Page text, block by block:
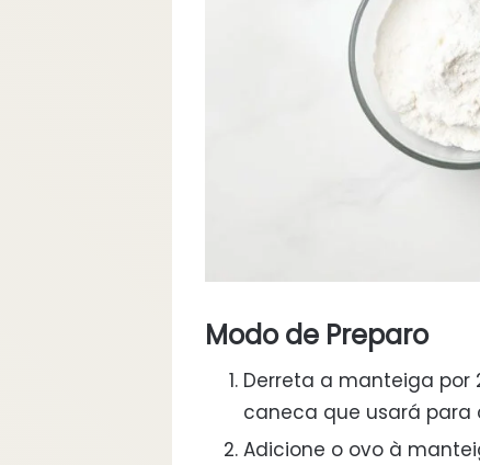
Modo de Preparo
Derreta a manteiga
caneca que usará para
Adicione o ovo à